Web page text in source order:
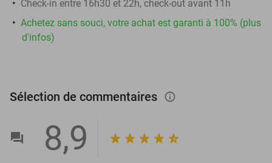
Check-in entre 16h30 et 22h, check-out avant 11h
Achetez sans souci, votre achat est garanti à 100% (plus
d'infos)
Sélection de commentaires info_outlined
8,9